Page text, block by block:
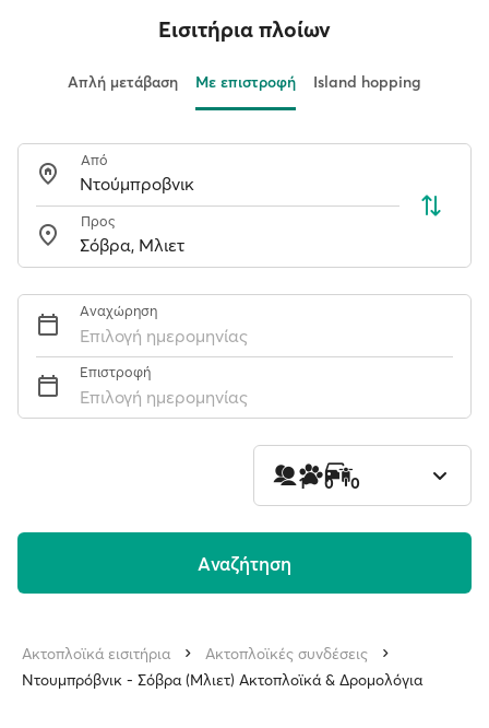
Εισιτήρια πλοίων
Απλή μετάβαση Με επιστροφή Island hopping
Από
Προς
Αναχώρηση
Επιλογή ημερομηνίας
Επιστροφή
Επιλογή ημερομηνίας
1 0 0
Aναζήτηση
Ακτοπλοϊκά εισιτήρια
Ακτοπλοϊκές συνδέσεις
Ντουμπρόβνικ - Σόβρα (Μλιετ) Ακτοπλοϊκά & Δρομολόγια